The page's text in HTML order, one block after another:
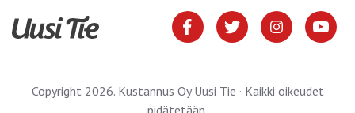
Copyright 2026. Kustannus Oy Uusi Tie · Kaikki oikeudet